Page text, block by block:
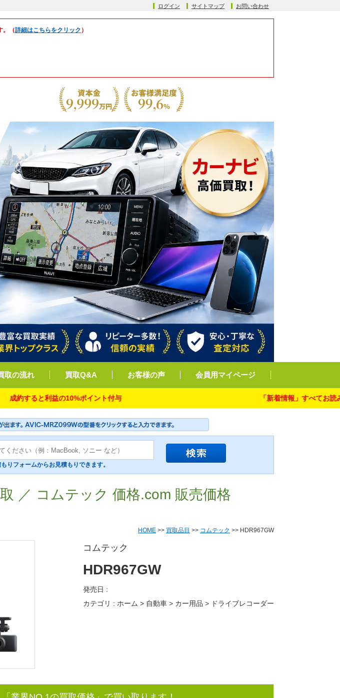
ログイン サイトマップ お問い合わせ
。（詳細はこちらをクリック ）
取の流れ 買取Q&A お客様の声 会員用マイページ
すると利益の10%ポイント付与 「新着情報」すべてお読み下さ
りフォームからお見積もりできます。
／ コムテック 価格.com 販売価格
HOME >> 買取品目 >> コムテック >> HDR967GW
コムテック
HDR967GW
発売日 :
カテゴリ : ホーム > 自動車 > カー用品 > ドライブレコーダー